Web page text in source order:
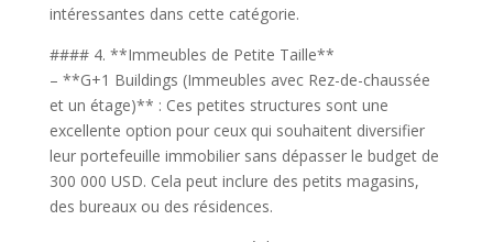
intéressantes dans cette catégorie.
#### 4. **Immeubles de Petite Taille**
– **G+1 Buildings (Immeubles avec Rez-de-chaussée
et un étage)** : Ces petites structures sont une
excellente option pour ceux qui souhaitent diversifier
leur portefeuille immobilier sans dépasser le budget de
300 000 USD. Cela peut inclure des petits magasins,
des bureaux ou des résidences.